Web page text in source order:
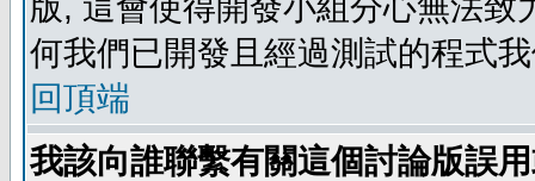
何我們已開發且經過測試的程式
回頂端
我該向誰聯繫有關這個討論版誤